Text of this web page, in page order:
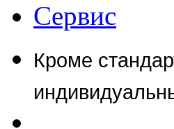
Сервис
Кроме